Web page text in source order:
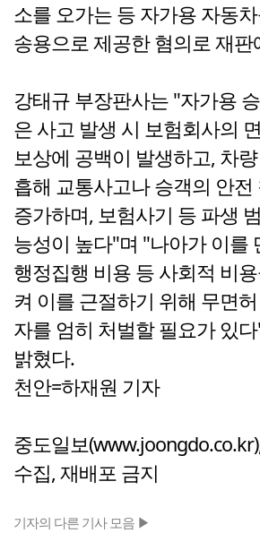
소를 오가는 등 자가용 자동
송용으로 제공한 혐의로 재판
강태규 부장판사는 "자가용
은 사고 발생 시 보험회사의
보상에 공백이 발생하고, 차
흡해 교통사고나 승객의 안전
증가하며, 보험사기 등 파생
능성이 높다"며 "나아가 이를
행정집행 비용 등 사회적 비
켜 이를 근절하기 위해 무면
자를 엄히 처벌할 필요가 있
밝혔다.
천안=하재원 기자
중도일보
수집, 재배포 금지
기자의 다른 기사 모음 ▶